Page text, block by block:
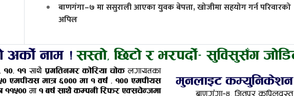
बाणगंगा–७ मा ससुराली आएका युवक बेपत्ता, खोजीमा सहयोग गर्न परिवारको
अपिल